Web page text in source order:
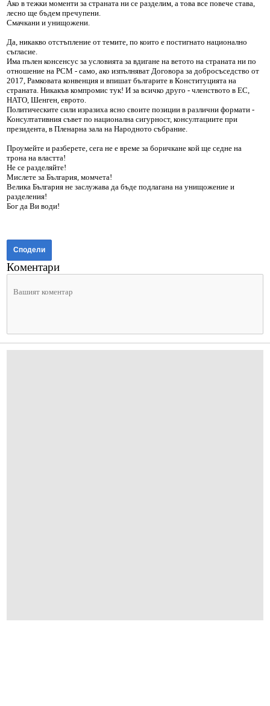
Ако в тежки моменти за страната ни се разделим, а това все повече става,
лесно ще бъдем пречупени.
Смачкани и унищожени.
Да, никакво отстъпление от темите, по които е постигнато национално
съгласие.
Има пълен консенсус за условията за вдигане на ветото на страната ни по
отношение на РСМ - само, ако изпълняват Договора за добросъседство от
2017, Рамковата конвенция и впишат българите в Конституцията на
страната. Никакъв компромис тук! И за всичко друго - членството в ЕС,
НАТО, Шенген, еврото.
Политическите сили изразиха ясно своите позиции в различни формати -
Консултативния съвет по национална сигурност, консултациите при
президента, в Пленарна зала на Народното събрание.
Проумейте и разберете, сега не е време за боричкане кой ще седне на
трона на властта!
Не се разделяйте!
Мислете за България, момчета!
Велика България не заслужава да бъде подлагана на унищожение и
разделения!
Бог да Ви води!
Сподели
Коментари